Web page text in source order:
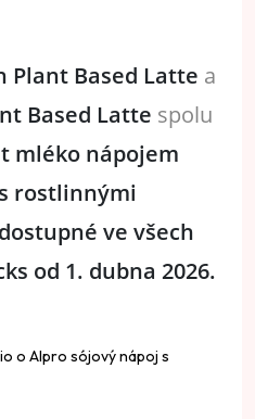
Plant Based Latte a
Based Latte spolu
mléko nápojem
rostlinnými
dostupné ve všech
od 1. dubna 2026.